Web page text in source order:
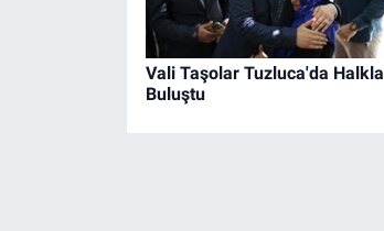
Vali Taşolar Tuzluca'da Halkla
Buluştu